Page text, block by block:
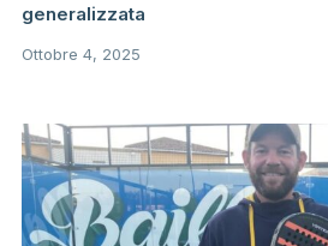
generalizzata
Ottobre 4, 2025